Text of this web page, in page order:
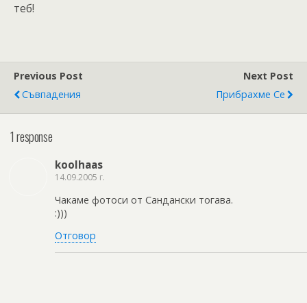
теб!
Previous Post
Съвпадения
Next Post
Прибрахме Се
1 response
koolhaas
14.09.2005 г.
Чакаме фотоси от Сандански тогава.
:)))
Отговор